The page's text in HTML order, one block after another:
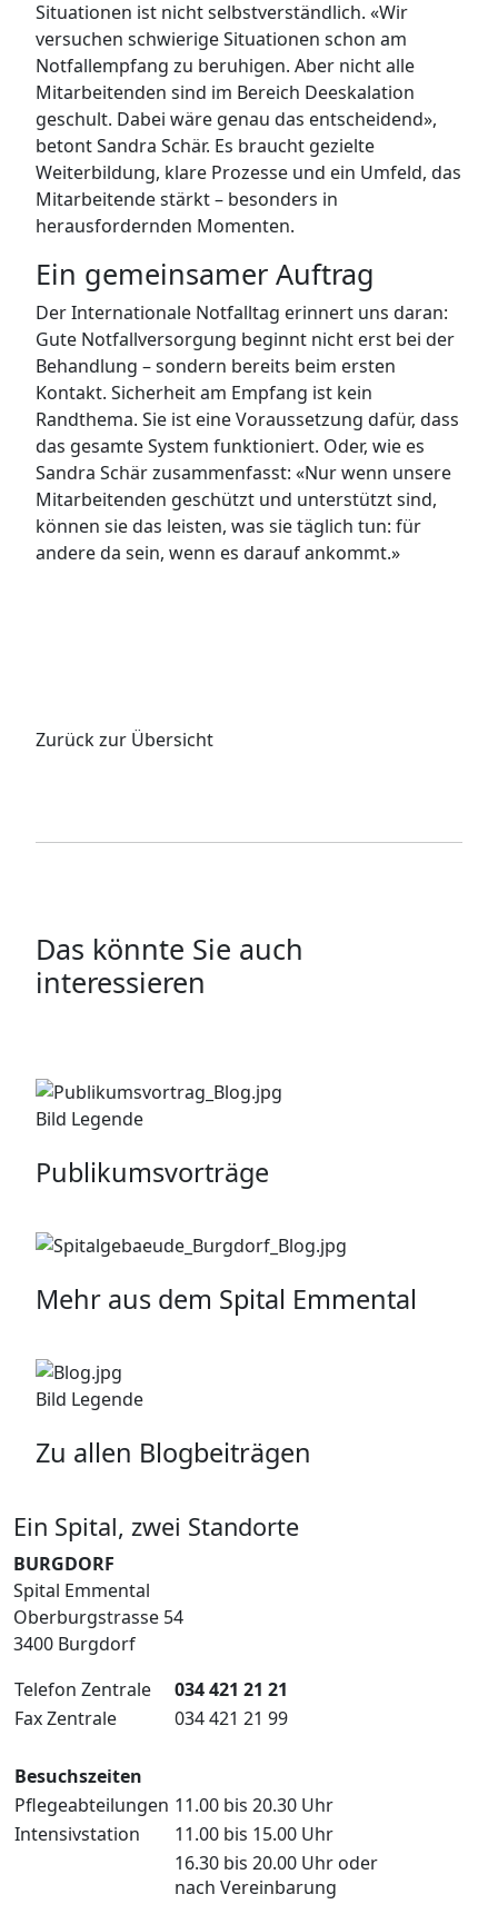
Situationen ist nicht selbstverständlich. «Wir
versuchen schwierige Situationen schon am
Notfallempfang zu beruhigen. Aber nicht alle
Mitarbeitenden sind im Bereich Deeskalation
geschult. Dabei wäre genau das entscheidend»,
betont Sandra Schär. Es braucht gezielte
Weiterbildung, klare Prozesse und ein Umfeld, das
Mitarbeitende stärkt – besonders in
herausfordernden Momenten.
Ein gemeinsamer Auftrag
Der Internationale Notfalltag erinnert uns daran:
Gute Notfallversorgung beginnt nicht erst bei der
Behandlung – sondern bereits beim ersten
Kontakt. Sicherheit am Empfang ist kein
Randthema. Sie ist eine Voraussetzung dafür, dass
das gesamte System funktioniert. Oder, wie es
Sandra Schär zusammenfasst: «Nur wenn unsere
Mitarbeitenden geschützt und unterstützt sind,
können sie das leisten, was sie täglich tun: für
andere da sein, wenn es darauf ankommt.»
Zurück zur Übersicht
Das könnte Sie auch
interessieren
Bild Legende
Publikumsvorträge
Mehr aus dem Spital Emmental
Bild Legende
Zu allen Blogbeiträgen
Ein Spital, zwei Standorte
BURGDORF
Spital Emmental
Oberburgstrasse 54
3400 Burgdorf
Telefon Zentrale
034 421 21 21
Fax Zentrale
034 421 21 99
Besuchszeiten
Pflegeabteilungen 11.00 bis 20.30 Uhr
Intensivstation
11.00 bis 15.00 Uhr
16.30 bis 20.00 Uhr oder
nach Vereinbarung